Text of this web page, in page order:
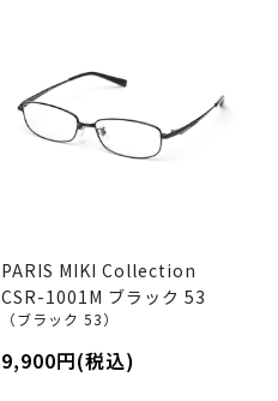
PARIS MIKI Collection
CSR-1001M ブラック 53
（ブラック 53）
9,900円(税込)